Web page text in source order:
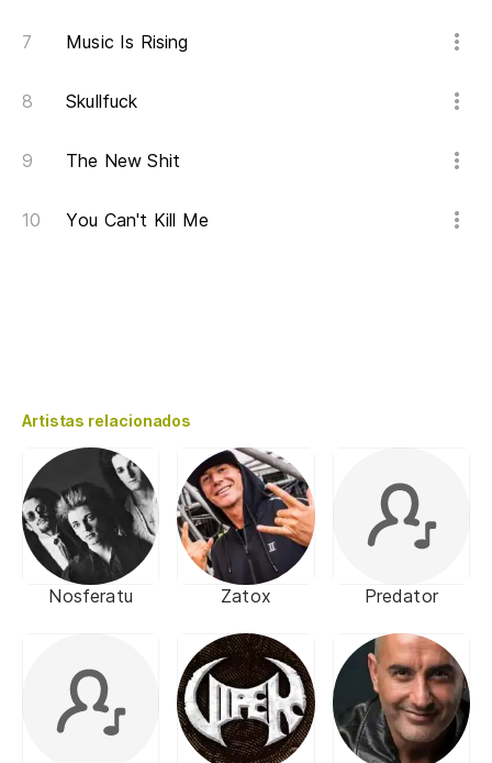
Music Is Rising
Skullfuck
The New Shit
You Can't Kill Me
Artistas relacionados
Nosferatu Zatox Predator